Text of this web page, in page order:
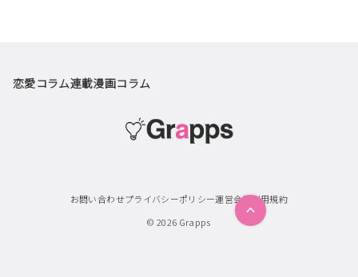
恋愛コラム連載漫画コラム
お問い合わせプライバシーポリシー運営会社利用規約
© 2026 Grapps